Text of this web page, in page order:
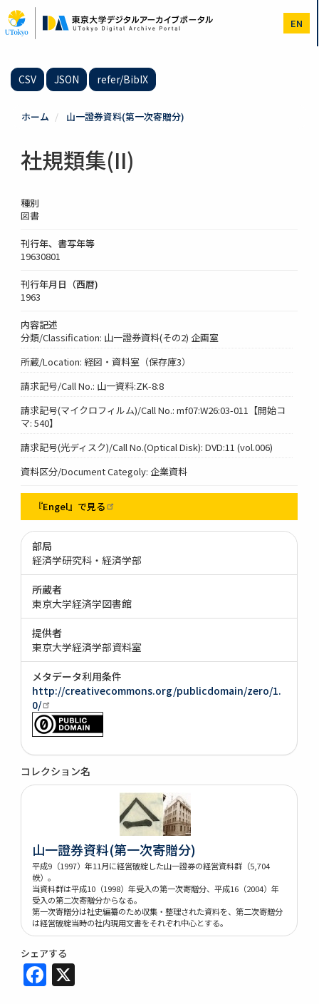
イ
ン
EN
CSV JSON refer/BibIX
ホーム 山一證券資料(第一次寄贈分)
社規類集(II)
種別
図書
刊行年、書写年等
19630801
刊行年月日（西暦)
1963
内容記述
分類/Classification: 山一證券資料(その2) 企画室
所蔵/Location: 経図・資料室（保存庫3）
請求記号/Call No.: 山一資料:ZK-8:8
請求記号(マイクロフィルム)/Call No.: mf07:W26:03-011【開始コ
マ: 540】
請求記号(光ディスク)/Call No.(Optical Disk): DVD:11 (vol.006)
資料区分/Document Categoly: 企業資料
『Engel』で見る
部局
経済学研究科・経済学部
所蔵者
東京大学経済学図書館
提供者
東京大学経済学部資料室
メタデータ利用条件
http://creativecommons.org/publicdomain/zero/1.
0/
コレクション名
山一證券資料(第一次寄贈分)
平成9（1997）年11月に経営破綻した山一證券の経営資料群（5,704
帙）。
当資料群は平成10（1998）年受入の第一次寄贈分、平成16（2004）年
受入の第二次寄贈分からなる。
第一次寄贈分は社史編纂のため収集・整理された資料を、第二次寄贈分
は経営破綻当時の社内現用文書をそれぞれ中心とする。
シェアする
Facebook